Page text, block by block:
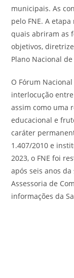
municipais. As
pelo FNE. A
quais abriram as
objetivos,
Plano Nacional
O Fórum
interlocução
assim como uma
educacional e
caráter
1.407/2010 e
2023, o FNE foi
após seis anos
Assessoria de
informações da